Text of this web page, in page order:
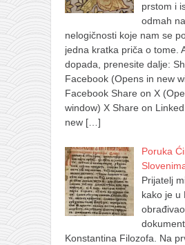
prstom i
odmah
nelogičnosti koje nam se
jedna kratka priča o tome.
dopada, prenesite dalje:
Facebook (Opens in new
Facebook Share on X
window) X Share on
new […]
Poruka
Prijatelj
kako je u
Konstantina Filozofa. Na